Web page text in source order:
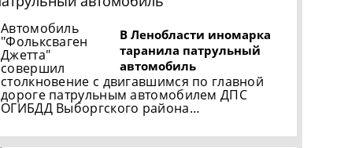
В Ленобласти иномарка
таранила патрульный
автомобиль
Автомобиль
"Фольксваген
Джетта"
совершил
столкновение с двигавшимся по главной
дороге патрульным автомобилем ДПС
ОГИБДД Выборгского района…